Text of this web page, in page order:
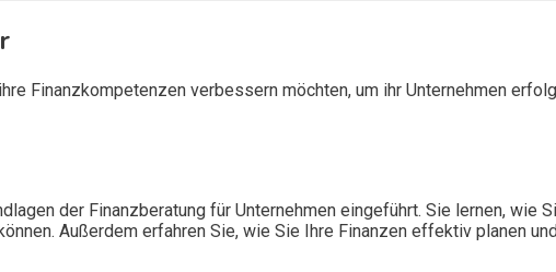
Finanzkompetenzen verbessern möchten, um ihr Unternehmen
der Finanzberatung für Unternehmen eingeführt. Sie lernen, wie
Außerdem erfahren Sie, wie Sie Ihre Finanzen effektiv planen